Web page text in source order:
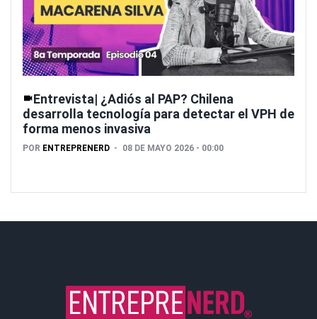
Entrevista| ¿Adiós al PAP? Chilena
desarrolla tecnología para detectar el VPH de
forma menos invasiva
POR ENTREPRENERD 08 DE MAYO 2026 - 00:00